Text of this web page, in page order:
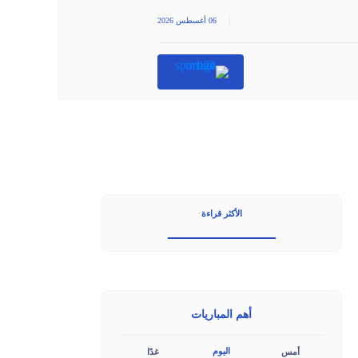
06 أغسطس 2026
الأكثر قراءة
أهم المباريات
أمس اليوم غدًا